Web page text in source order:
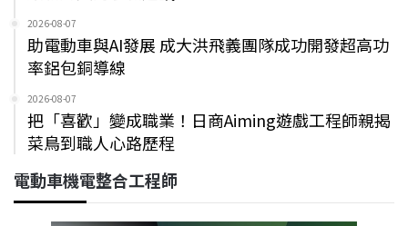
2026-08-07
助電動車與AI發展 成大洪飛義團隊成功開發超高功
率鋁包銅導線
2026-08-07
把「喜歡」變成職業！日商Aiming遊戲工程師親揭
菜鳥到職人心路歷程
電動車機電整合工程師